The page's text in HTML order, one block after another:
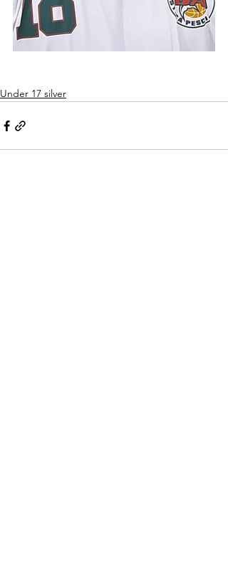
Under 17 silver